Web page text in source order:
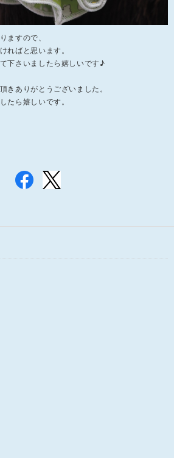
ますので、
ればと思います。
下さいましたら嬉しいです♪
きありがとうございました。
たら嬉しいです。